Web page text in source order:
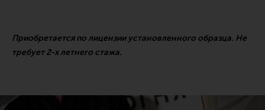
Приобретается по лицензии установленного образца. Не
требует 2-х летнего стажа.